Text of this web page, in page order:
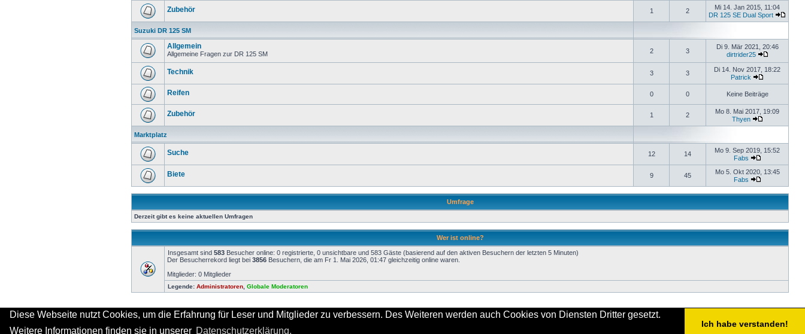
Diese Webseite nutzt Cookies, um die Erfahrung für Leser und Mitglieder zu verbessern. Des Weiteren werden auch Cookies von Diensten Dritter gesetzt.
Weitere Informationen finden sie in unserer Datenschutzerklärung.
Ich habe verstanden!
Zubehör 1 2
Mi 14. Jan 2015, 11:04
DR 125 SE Dual Sport
Suzuki DR 125 SM
Allgemein
Allgemeine Fragen zur DR 125 SM 2 3
Di 9. Mär 2021, 20:46
dirtrider25
Technik 3 3
Di 14. Nov 2017, 18:22
Patrick
Reifen 0 0 Keine Beiträge
Zubehör 1 2
Mo 8. Mai 2017, 19:09
Thyen
Marktplatz
Suche 12 14
Mo 9. Sep 2019, 15:52
Fabs
Biete 9 45
Mo 5. Okt 2020, 13:45
Fabs
Umfrage
Derzeit gibt es keine aktuellen Umfragen
Wer ist online?
Insgesamt sind 583 Besucher online: 0 registrierte, 0 unsichtbare und 583 Gäste (basierend auf den aktiven Besuchern der letzten 5 Minuten)
Der Besucherrekord liegt bei 3856 Besuchern, die am Fr 1. Mai 2026, 01:47 gleichzeitig online waren.
Mitglieder: 0 Mitglieder
Legende: Administratoren Globale Moderatoren
Powered by Board3 Portal
© 2009 - 2011 Board3 Group